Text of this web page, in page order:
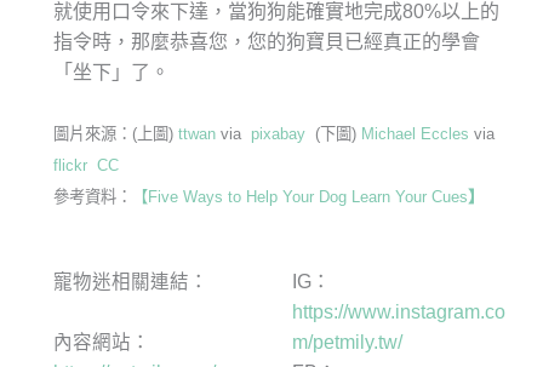
就使用口令來下達，當狗狗能確實地完成80%以上的
指令時，那麼恭喜您，您的狗寶貝已經真正的學會
「坐下」了。
圖片來源：(上圖) ttwan via pixabay(下圖) Michael Eccles via
flickr CC
參考資料：
【Five Ways to Help Your Dog Learn Your Cues】
寵物迷相關連結：
內容網站：
IG：
https://www.instagram.co
m/petmily.tw/